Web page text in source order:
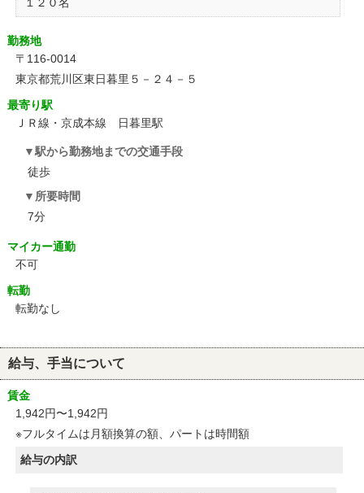
勤務地
〒116-0014
東京都荒川区東日暮里５－２４－５
最寄り駅
ＪＲ線・京成本線 日暮里駅
駅から勤務地までの交通手段
徒歩
所要時間
7分
マイカー通勤
不可
転勤
転勤なし
給与、手当について
賃金
1,942円〜1,942円
※フルタイムは月額換算の額、パートは時間額
給与の内訳